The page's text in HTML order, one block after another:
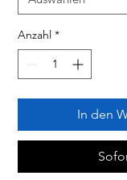
Anzahl *
In den